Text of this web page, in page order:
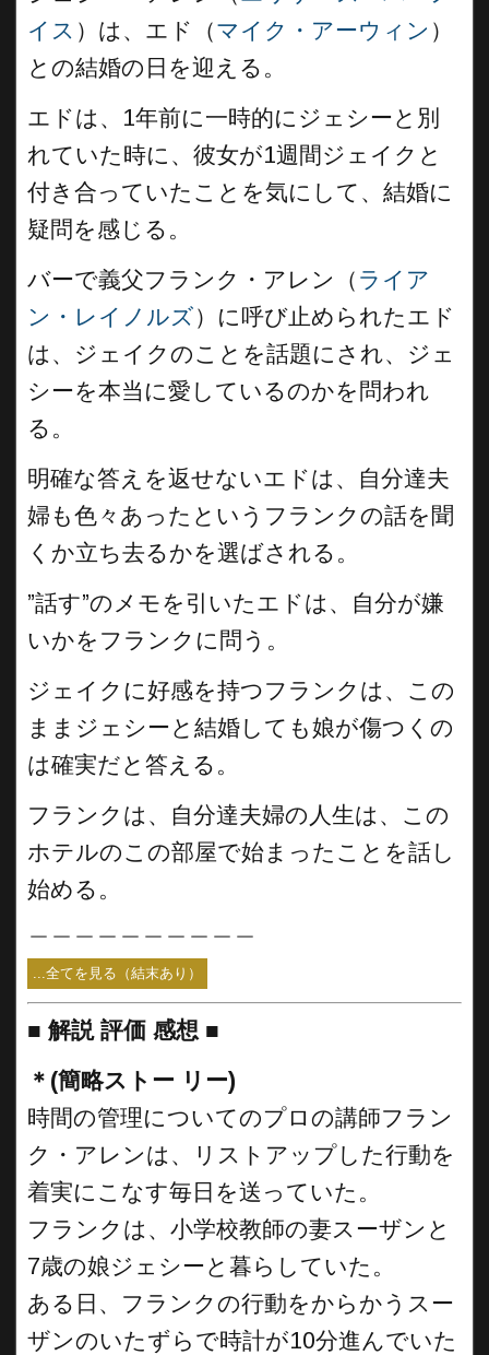
イス ）は、エド（マイク・アーウィン ）
との結婚の日を迎える。
エドは、1年前に一時的にジェシーと別
れていた時に、彼女が1週間ジェイクと
付き合っていたことを気にして、結婚に
疑問を感じる。
バーで義父フランク・アレン（ ライア
ン・レイノルズ）に呼び止められたエド
は、ジェイクのことを話題にされ、ジェ
シーを本当に愛しているのかを問われ
る。
明確な答えを返せないエドは、自分達夫
婦も色々あったというフランクの話を聞
くか立ち去るかを選ばされる。
”話す”のメモを引いたエドは、自分が嫌
いかをフランクに問う。
ジェイクに好感を持つフランクは、この
ままジェシーと結婚しても娘が傷つくの
は確実だと答える。
フランクは、自分達夫婦の人生は、この
ホテルのこの部屋で始まったことを話し
始める。
...全てを見る（結末あり）
■ 解説 評価 感想 ■
＊(簡略ストー リー)
時間の管理についてのプロの講師フラン
ク・アレンは、リストアップした行動を
着実にこなす毎日を送っていた。
フランクは、小学校教師の妻スーザンと
7歳の娘ジェシーと暮らしていた。
ある日、フランクの行動をからかうスー
ザンのいたずらで時計が10分進んでいた